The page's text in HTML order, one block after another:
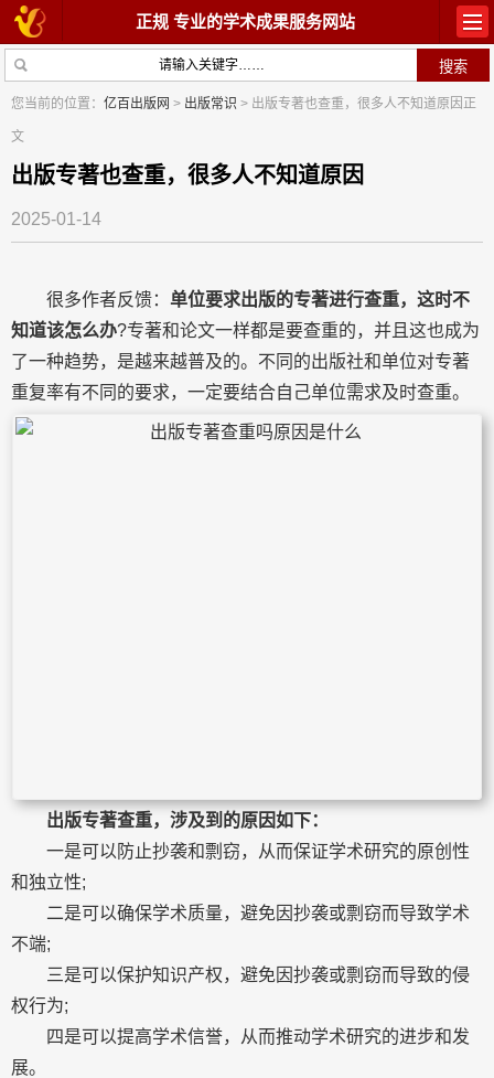
正规 专业的学术成果服务网站
您当前的位置： 亿百出版网 > 出版常识 > 出版专著也查重，很多人不知道原因正
文
出版专著也查重，很多人不知道原因
2025-01-14
很多作者反馈： 单位要求出版的专著进行查重，这时不
知道该怎么办?专著和论文一样都是要查重的，并且这也成为
了一种趋势，是越来越普及的。不同的出版社和单位对专著
重复率有不同的要求，一定要结合自己单位需求及时查重。
出版专著查重，涉及到的原因如下：
一是可以防止抄袭和剽窃，从而保证学术研究的原创性
和独立性;
二是可以确保学术质量，避免因抄袭或剽窃而导致学术
不端;
三是可以保护知识产权，避免因抄袭或剽窃而导致的侵
权行为;
四是可以提高学术信誉，从而推动学术研究的进步和发
展。